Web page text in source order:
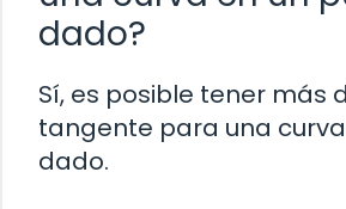
dado?
Sí, es posible tener más
tangente para una
dado.